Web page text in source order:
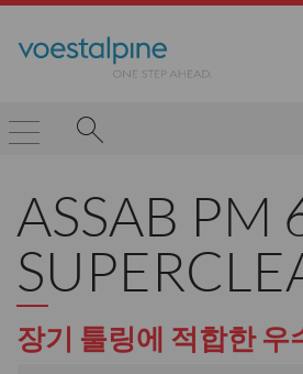
ASSAB PM
장기 툴링에 적합한 우